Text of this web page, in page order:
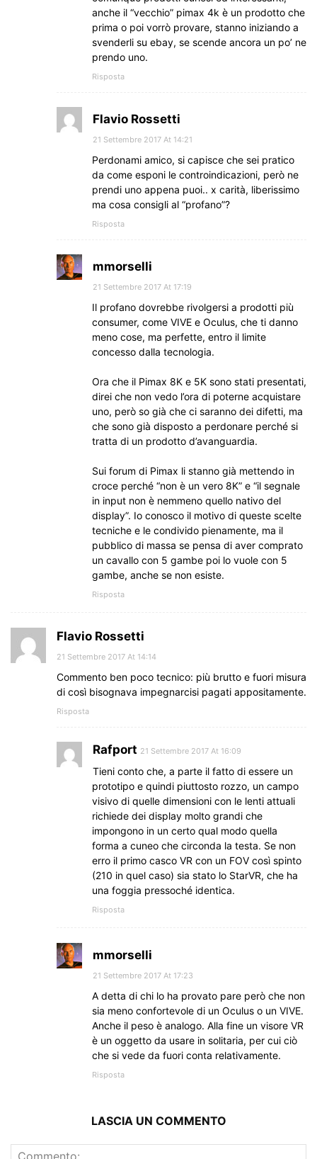
anche il “vecchio” pimax 4k è un prodotto che
prima o poi vorrò provare, stanno iniziando a
svenderli su ebay, se scende ancora un po’ ne
prendo uno.
Risposta
Flavio Rossetti
21 Settembre 2017 At 14:21
Perdonami amico, si capisce che sei pratico
da come esponi le controindicazioni, però ne
prendi uno appena puoi.. x carità, liberissimo
ma cosa consigli al “profano”?
Risposta
mmorselli
21 Settembre 2017 At 17:19
Il profano dovrebbe rivolgersi a prodotti più
consumer, come VIVE e Oculus, che ti danno
meno cose, ma perfette, entro il limite
concesso dalla tecnologia.
Ora che il Pimax 8K e 5K sono stati presentati,
direi che non vedo l’ora di poterne acquistare
uno, però so già che ci saranno dei difetti, ma
che sono già disposto a perdonare perché si
tratta di un prodotto d’avanguardia.
Sui forum di Pimax li stanno già mettendo in
croce perché “non è un vero 8K” e “il segnale
in input non è nemmeno quello nativo del
display”. Io conosco il motivo di queste scelte
tecniche e le condivido pienamente, ma il
pubblico di massa se pensa di aver comprato
un cavallo con 5 gambe poi lo vuole con 5
gambe, anche se non esiste.
Risposta
Flavio Rossetti
21 Settembre 2017 At 14:14
Commento ben poco tecnico: più brutto e fuori misura
di così bisognava impegnarcisi pagati appositamente.
Risposta
Rafport 21 Settembre 2017 At 16:09
Tieni conto che, a parte il fatto di essere un
prototipo e quindi piuttosto rozzo, un campo
visivo di quelle dimensioni con le lenti attuali
richiede dei display molto grandi che
impongono in un certo qual modo quella
forma a cuneo che circonda la testa. Se non
erro il primo casco VR con un FOV così spinto
(210 in quel caso) sia stato lo StarVR, che ha
una foggia pressoché identica.
Risposta
mmorselli
21 Settembre 2017 At 17:23
A detta di chi lo ha provato pare però che non
sia meno confortevole di un Oculus o un VIVE.
Anche il peso è analogo. Alla fine un visore VR
è un oggetto da usare in solitaria, per cui ciò
che si vede da fuori conta relativamente.
Risposta
LASCIA UN COMMENTO